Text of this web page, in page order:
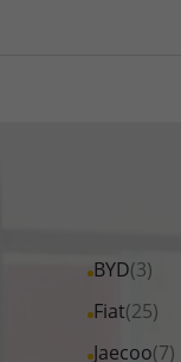
BYD(3)
Alle
Fahrzeuge
Fiat(25)
Alle
Fahrzeuge
Jaecoo(7)
Alle